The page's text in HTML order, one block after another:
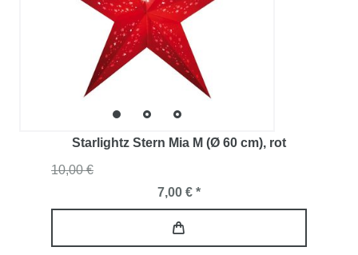
Starlightz Stern Mia M (Ø 60 cm), rot
10,00 €
7,00 € *